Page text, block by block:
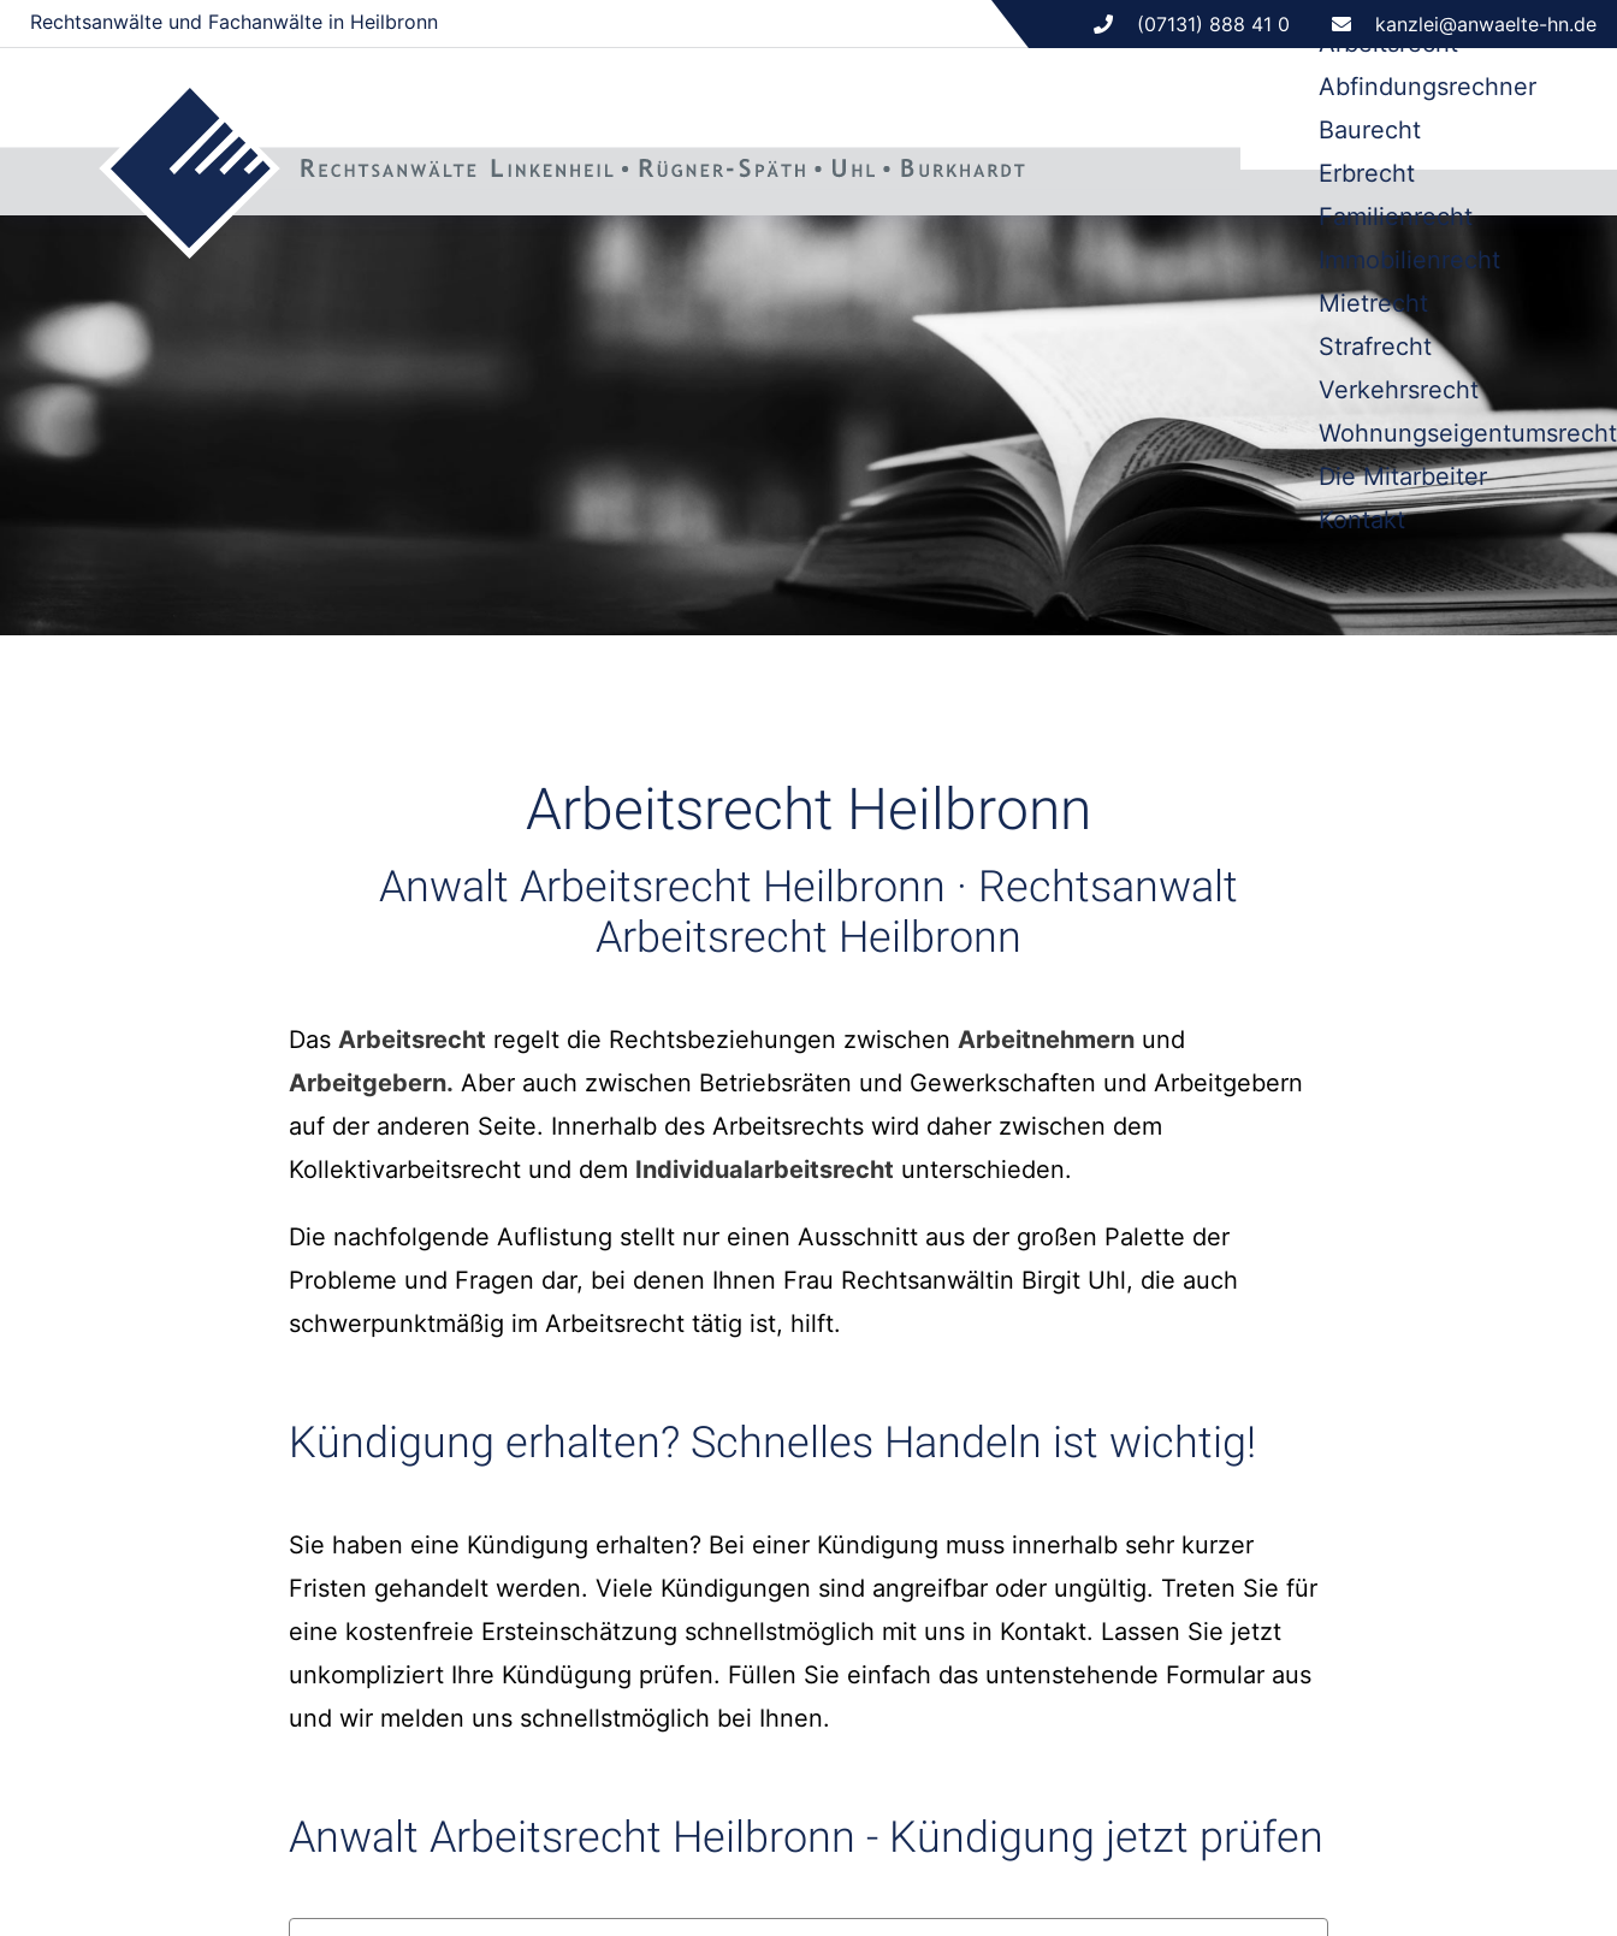
Rechtsanwälte und Fachanwälte in Heilbronn (07131) 888 41 0 kanzlei@anwaelte-hn.de
Arbeitsrecht
Abfindungsrechner
Baurecht
Erbrecht
Familienrecht
Immobilienrecht
Mietrecht
Strafrecht
Verkehrsrecht
Wohnungseigentumsrecht
Die Mitarbeiter
Kontakt
Arbeitsrecht Heilbronn
Anwalt Arbeitsrecht Heilbronn · Rechtsanwalt
Arbeitsrecht Heilbronn
Das Arbeitsrecht regelt die Rechtsbeziehungen zwischen Arbeitnehmern und
Arbeitgebern. Aber auch zwischen Betriebsräten und Gewerkschaften und Arbeitgebern
auf der anderen Seite. Innerhalb des Arbeitsrechts wird daher zwischen dem
Kollektivarbeitsrecht und dem Individualarbeitsrecht unterschieden.
Die nachfolgende Auflistung stellt nur einen Ausschnitt aus der großen Palette der
Probleme und Fragen dar, bei denen Ihnen Frau Rechtsanwältin Birgit Uhl, die auch
schwerpunktmäßig im Arbeitsrecht tätig ist, hilft.
Kündigung erhalten? Schnelles Handeln ist wichtig!
Sie haben eine Kündigung erhalten? Bei einer Kündigung muss innerhalb sehr kurzer
Fristen gehandelt werden. Viele Kündigungen sind angreifbar oder ungültig. Treten Sie für
eine kostenfreie Ersteinschätzung schnellstmöglich mit uns in Kontakt. Lassen Sie jetzt
unkompliziert Ihre Kündügung prüfen. Füllen Sie einfach das untenstehende Formular aus
und wir melden uns schnellstmöglich bei Ihnen.
Anwalt Arbeitsrecht Heilbronn - Kündigung jetzt prüfen